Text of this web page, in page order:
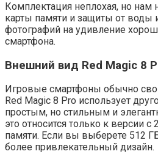
Комплектация неплохая, но нам
карты памяти и защиты от воды
фотографий на удивление
смартфона.
Внешний вид Red Magic 8
Игровые смартфоны обычно
Red Magic 8 Pro использует
простым, но стильным и
это относится только к версии
памяти. Если вы выберете 512
более привлекательный дизайн.